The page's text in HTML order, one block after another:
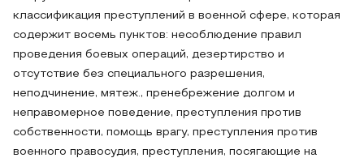
классификация преступлений в военной сфере, которая
содержит восемь пунктов: несоблюдение правил
проведения боевых операций, дезертирство и
отсутствие без специального разрешения,
неподчинение, мятеж., пренебрежение долгом и
неправомерное поведение, преступления против
собственности, помощь врагу, преступления против
военного правосудия, преступления, посягающие на